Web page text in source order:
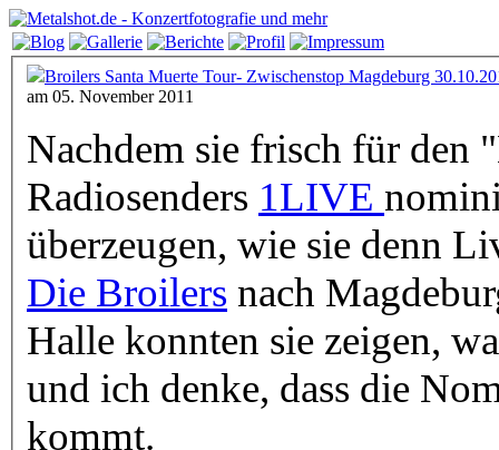
Broilers Santa Muerte Tour- Zwischenstop Magdeburg
am 05. November 2011
Nachdem sie frisch für den
Radiosenders 1LIVE
überzeugen, wie sie denn
Die Broilers nach
Halle konnten sie zeigen,
und ich denke, dass die
kommt.